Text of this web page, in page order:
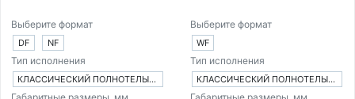
Выберите формат
DF NF
Тип исполнения
КЛАССИЧЕСКИЙ ПОЛНОТЕЛЫЙ КИРПИЧ
Выберите формат
WF
Тип исполнения
КЛАССИЧЕСКИЙ ПОЛНОТЕЛЫЙ КИРПИЧ